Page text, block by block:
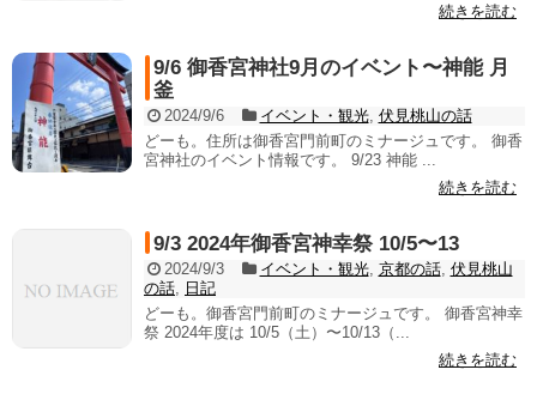
続きを読む
9/6 御香宮神社9月のイベント〜神能 月
釜
2024/9/6 イベント・観光, 伏見桃山の話
どーも。住所は御香宮門前町のミナージュです。 御香
宮神社のイベント情報です。 9/23 神能 ...
続きを読む
9/3 2024年御香宮神幸祭 10/5〜13
2024/9/3 イベント・観光, 京都の話, 伏見桃山
の話
日記
どーも。御香宮門前町のミナージュです。 御香宮神幸
祭 2024年度は 10/5（土）〜10/13（...
続きを読む